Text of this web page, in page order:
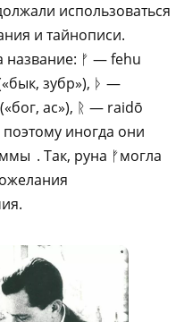
использоваться
и тайнописи.
название: ᚠ — fehu
зубр»), ᚦ —
ас»), ᚱ — raidō
поэтому иногда они
. Так, руна ᚠмогла